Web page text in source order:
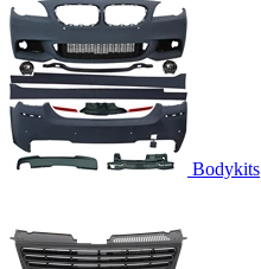
Bodykits